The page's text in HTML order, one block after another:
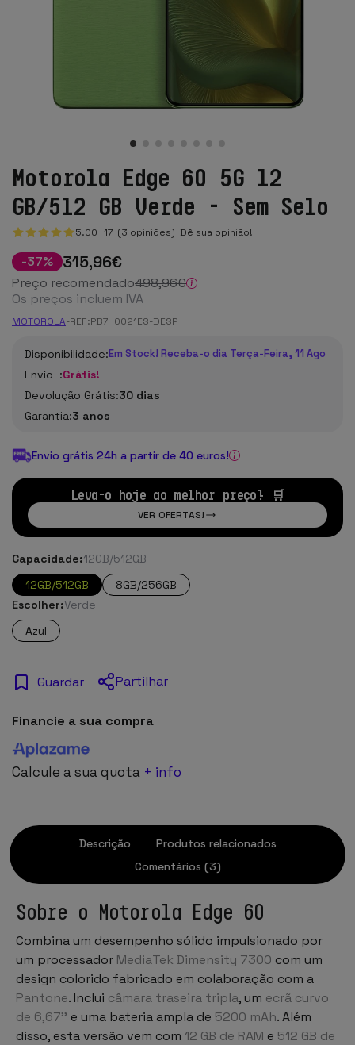
Motorola Edge 60 5G 12
GB/512 GB Verde - Sem Selo
5.00 17 (3 opiniões) Dê sua opinião!
-37% 315,96€
Preço recomendado498,96€
Os preços incluem IVA
MOTOROLA-REF:PB7H0021ES-DESP
Disponibilidade:Em Stock! Receba-o dia Terça-Feira, 11 Ago
Envío :Grátis!
Devolução Grátis:30 dias
Garantia:3 anos
Envio grátis 24h a partir de 40 euros!
Leva-o hoje ao melhor preço! 🛒
VER OFERTAS!
Capacidade:12GB/512GB
12GB/512GB
8GB/256GB
Escolher:Verde
Azul
Guardar Partilhar
Financie a sua compra
Calcule a sua quota + info
Descrição
Produtos relacionados
Comentários (3)
Sobre o Motorola Edge 60
Combina um desempenho sólido impulsionado por
um processador MediaTek Dimensity 7300 com um
design colorido fabricado em colaboração com a
Pantone. Inclui câmara traseira tripla, um ecrã curvo
de 6,67'' e uma bateria ampla de 5200 mAh. Além
disso, esta versão vem com 12 GB de RAM e 512 GB de